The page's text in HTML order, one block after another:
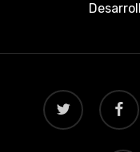
twitter